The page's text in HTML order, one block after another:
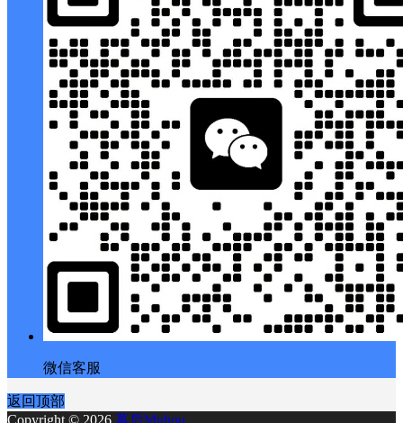
微信客服
返回顶部
Copyright © 2026 幕后Muhou